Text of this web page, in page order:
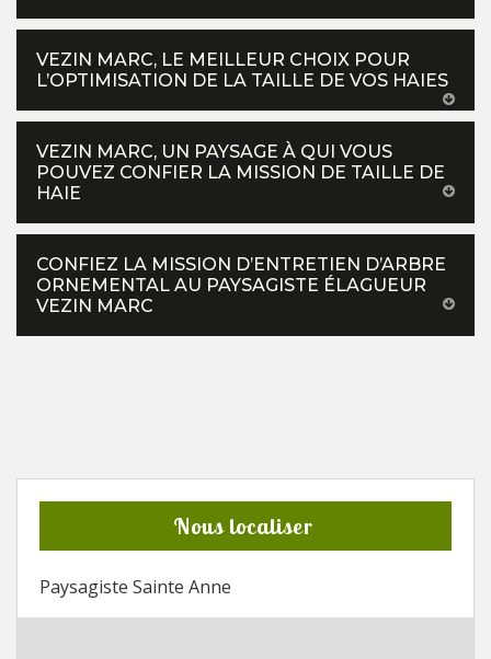
VEZIN MARC, LE MEILLEUR CHOIX POUR
L’OPTIMISATION DE LA TAILLE DE VOS HAIES
VEZIN MARC, UN PAYSAGE À QUI VOUS
POUVEZ CONFIER LA MISSION DE TAILLE DE
HAIE
CONFIEZ LA MISSION D’ENTRETIEN D’ARBRE
ORNEMENTAL AU PAYSAGISTE ÉLAGUEUR
VEZIN MARC
Nous localiser
Paysagiste Sainte Anne